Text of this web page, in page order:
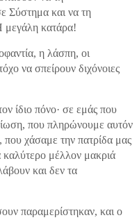
Σύστημα και να τη
μεγάλη κατάρα!
η λάσπη, οι
να σπείρουν διχόνοιες
ίδιο πόνο· σε εμάς που
που πληρώνουμε αυτόν
που χάσαμε την πατρίδα μας
καλύτερο μέλλον μακριά
και δεν τα
παραμερίστηκαν, και ο